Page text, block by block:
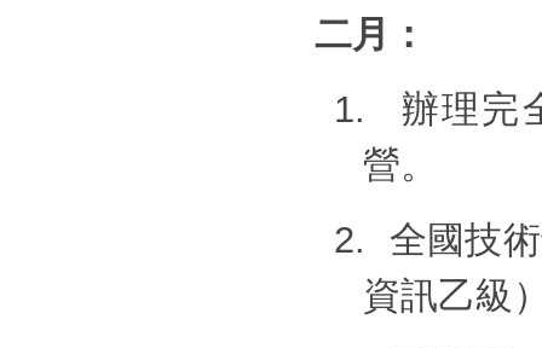
二月：
1.
辦理完
營。
2.
全國技
資訊乙級